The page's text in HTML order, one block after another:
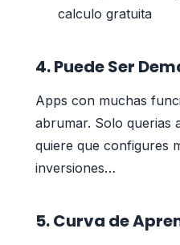
calculo gratuita
4. Puede Ser
Apps con muchas
abrumar. Solo querias
quiere que configures
inversiones…
5. Curva de